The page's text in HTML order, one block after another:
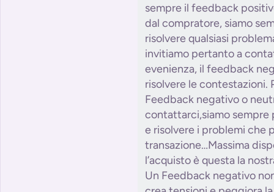
sempre il feedback
dal compratore, siamo
risolvere qualsiasi
invitiamo pertanto a
evenienza, il feedback
risolvere le contestazioni.
Feedback negativo o
contattarci,siamo sempre
e risolvere i problemi che
transazione…Massima
l’acquisto è questa la
Un Feedback negativo